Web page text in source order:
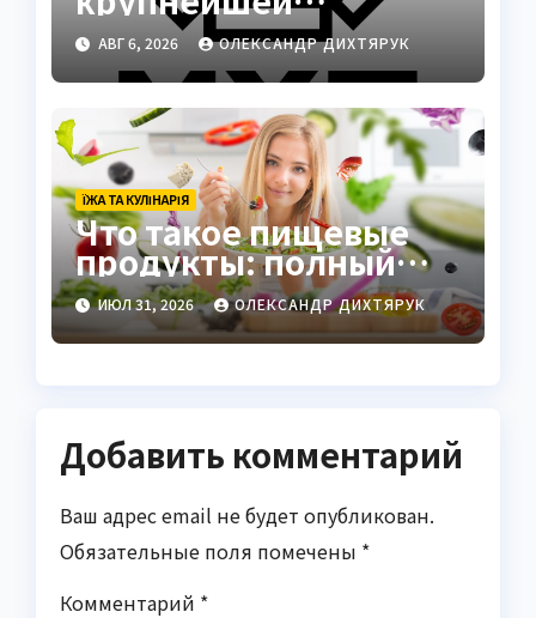
кулинарной и
агротехнологической
компании Украины
АВГ 6, 2026 ОЛЕКСАНДР ДИХТЯРУК
ЇЖА ТА КУЛІНАРІЯ
Что такое пищевые
продукты: полный
гид по определению и
видам
ИЮЛ 31, 2026 ОЛЕКСАНДР ДИХТЯРУК
Добавить комментарий
Ваш адрес email не будет опубликован.
Обязательные поля помечены *
Комментарий *